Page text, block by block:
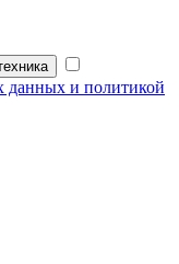
данных и политикой